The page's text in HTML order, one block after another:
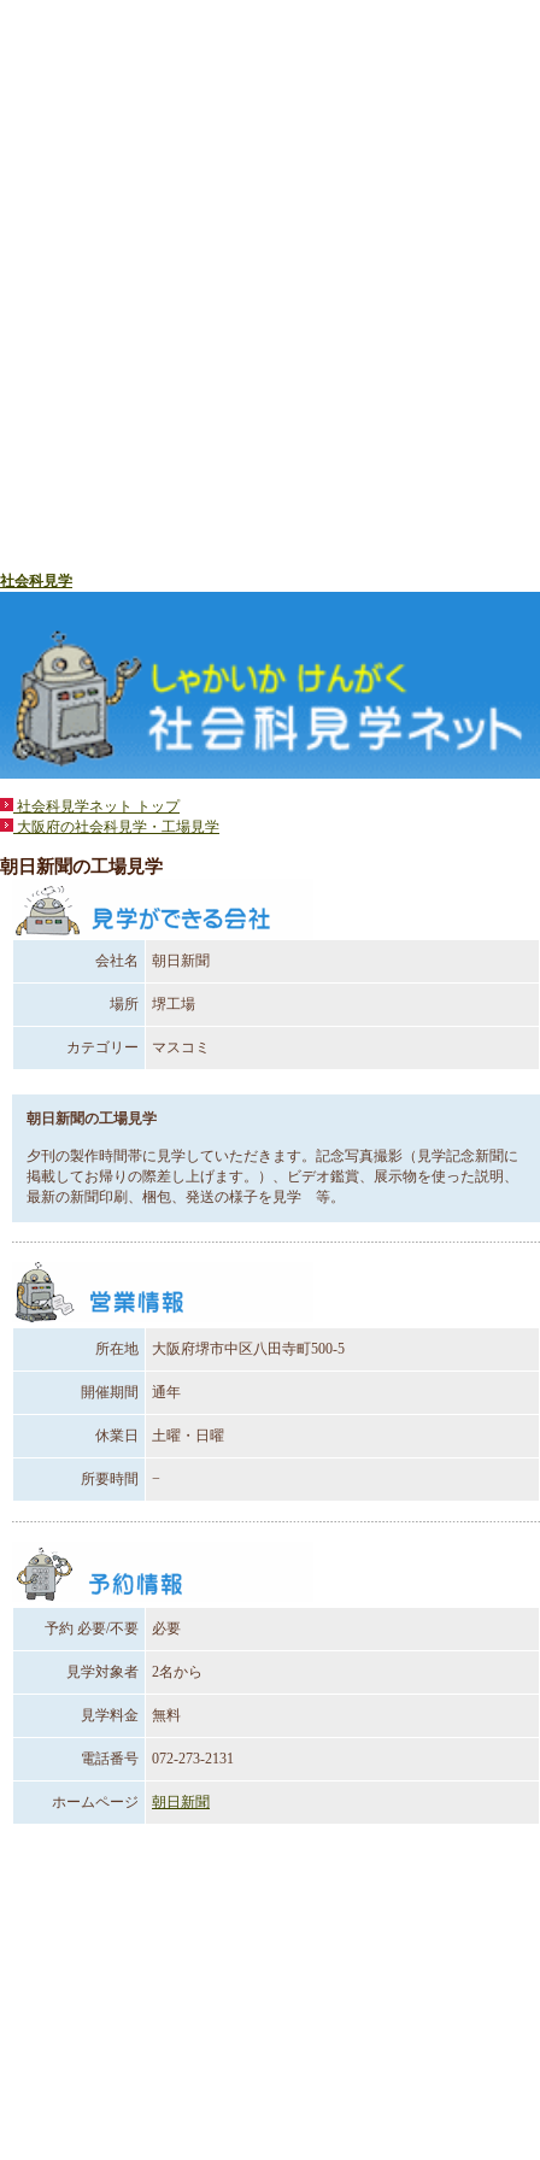
社会科見学
社会科見学ネット トップ
大阪府の社会科見学・工場見学
朝日新聞の工場見学
会社名 朝日新聞
場所 堺工場
カテゴリー マスコミ
朝日新聞の工場見学
夕刊の製作時間帯に見学していただきます。記念写真撮影（見学記念新聞に
掲載してお帰りの際差し上げます。）、ビデオ鑑賞、展示物を使った説明、
最新の新聞印刷、梱包、発送の様子を見学 等。
所在地 大阪府堺市中区八田寺町500-5
開催期間 通年
休業日 土曜・日曜
所要時間 −
予約 必要/不要 必要
見学対象者 2名から
見学料金 無料
電話番号 072-273-2131
ホームページ 朝日新聞